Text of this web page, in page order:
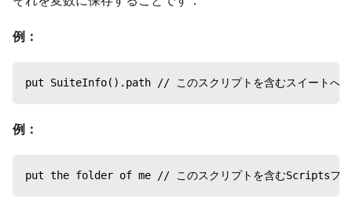
例：
put SuiteInfo().path // このスクリプトを含むスイートへの
例：
put the folder of me // このスクリプトを含むScriptsフォル